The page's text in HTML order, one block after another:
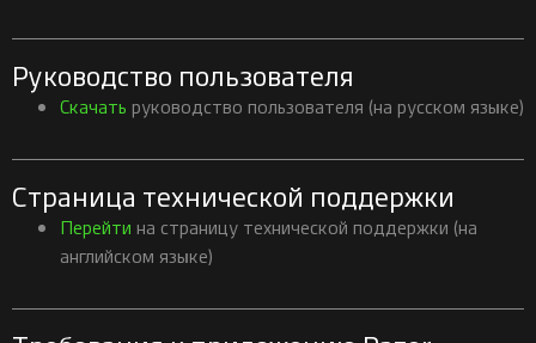
Руководство пользователя
Скачать руководство пользователя (на русском языке)
Страница технической поддержки
Перейти на страницу технической поддержки (на
английском языке)